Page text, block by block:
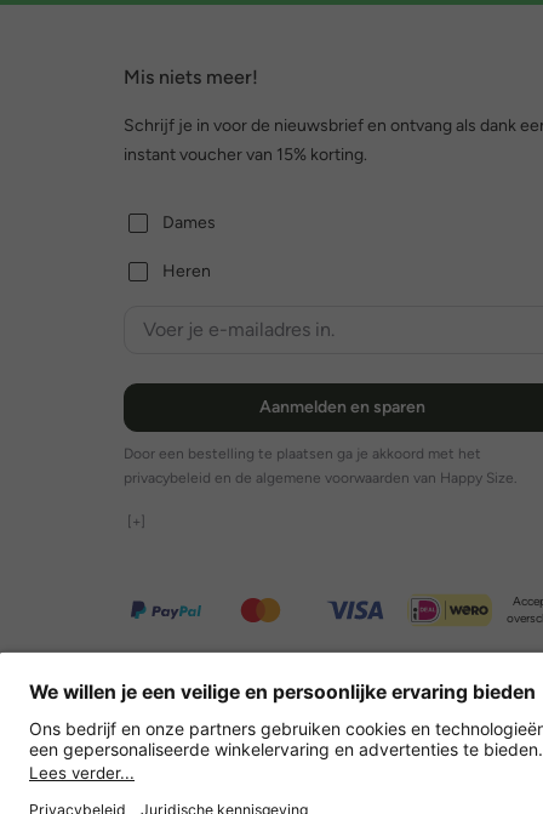
Mis niets meer!
Schrijf je in voor de nieuwsbrief en ontvang als dank
instant voucher van 15% korting.
Dames
Heren
Aanmelden en sparen
Door een bestelling te plaatsen ga je akkoord met het
privacybeleid en de algemene voorwaarden van Happy Size.
[+]
Overige webwinkels
Nederland